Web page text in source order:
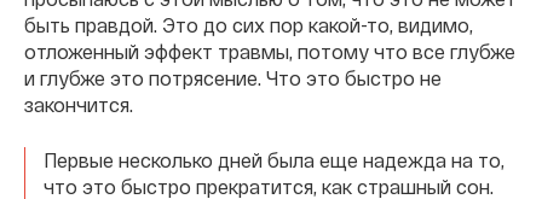
быть правдой. Это до сих пор какой-то, видимо,
отложенный эффект травмы, потому что все глубже
и глубже это потрясение. Что это быстро не
закончится.
Первые несколько дней была еще надежда на то,
что это быстро прекратится, как страшный сон.